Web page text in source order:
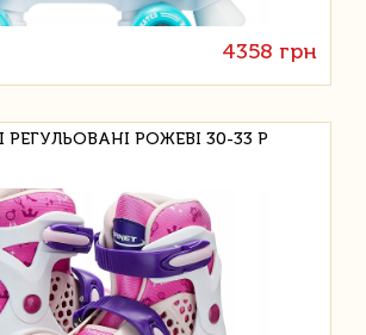
4358 грн
РОЖЕВІ 30-33 Р